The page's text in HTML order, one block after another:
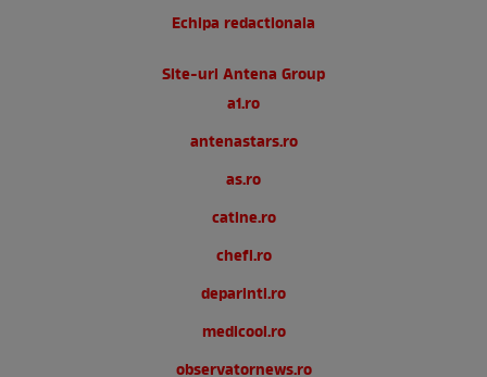
Echipa redactionala
Site-uri Antena Group
a1.ro
antenastars.ro
as.ro
catine.ro
chefi.ro
deparinti.ro
medicool.ro
observatornews.ro